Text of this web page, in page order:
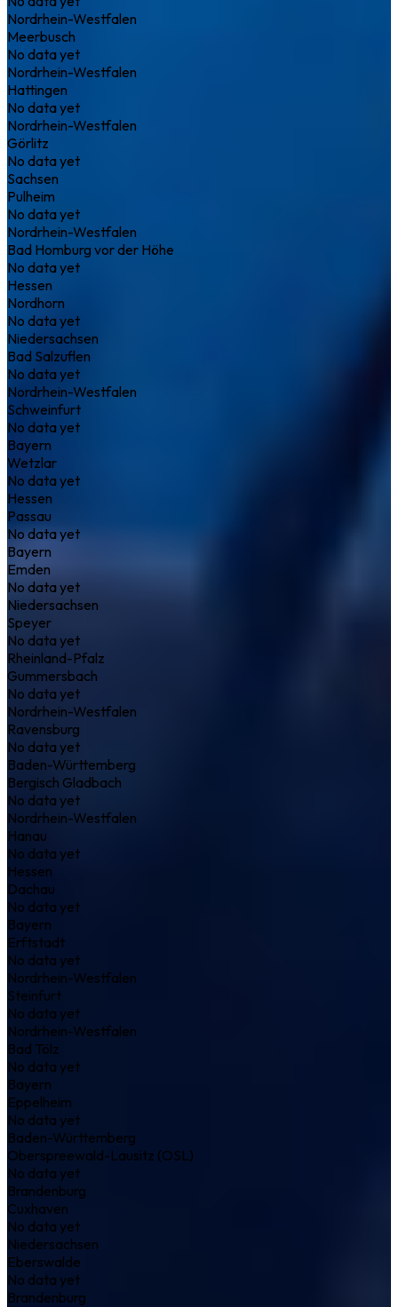
Nordrhein-Westfalen
Meerbusch
No data yet
Nordrhein-Westfalen
Hattingen
No data yet
Nordrhein-Westfalen
Görlitz
No data yet
Sachsen
Pulheim
No data yet
Nordrhein-Westfalen
Bad Homburg vor der Höhe
No data yet
Hessen
Nordhorn
No data yet
Niedersachsen
Bad Salzuflen
No data yet
Nordrhein-Westfalen
Schweinfurt
No data yet
Bayern
Wetzlar
No data yet
Hessen
Passau
No data yet
Bayern
Emden
No data yet
Niedersachsen
Speyer
No data yet
Rheinland-Pfalz
Gummersbach
No data yet
Nordrhein-Westfalen
Ravensburg
No data yet
Baden-Württemberg
Bergisch Gladbach
No data yet
Nordrhein-Westfalen
Hanau
No data yet
Hessen
Dachau
No data yet
Bayern
Erftstadt
No data yet
Nordrhein-Westfalen
Steinfurt
No data yet
Nordrhein-Westfalen
Bad Tölz
No data yet
Bayern
Eppelheim
No data yet
Baden-Württemberg
Oberspreewald-Lausitz (OSL)
No data yet
Brandenburg
Cuxhaven
No data yet
Niedersachsen
Eberswalde
No data yet
Brandenburg